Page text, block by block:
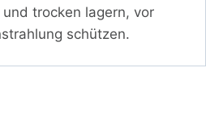
und trocken lagern, vor
schützen.